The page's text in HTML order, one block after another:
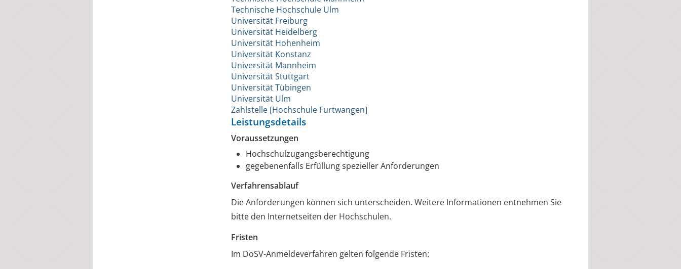
Technische Hochschule Ulm
Universität Freiburg
Universität Heidelberg
Universität Hohenheim
Universität Konstanz
Universität Mannheim
Universität Stuttgart
Universität Tübingen
Universität Ulm
Zahlstelle [Hochschule Furtwangen]
Leistungsdetails
Voraussetzungen
Hochschulzugangsberechtigung
gegebenenfalls Erfüllung spezieller Anforderungen
Verfahrensablauf
Die Anforderungen können sich unterscheiden. Weitere Informationen entnehmen Sie
bitte den Internetseiten der Hochschulen.
Fristen
Im DoSV-Anmeldeverfahren gelten folgende Fristen: